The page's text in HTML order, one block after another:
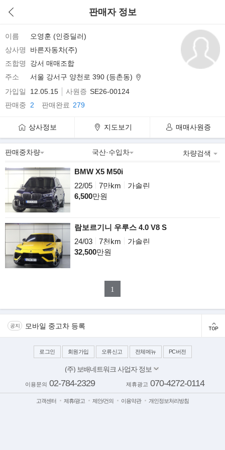
판매자 정보
이름
오영훈 (인증딜러)
상사명
바른자동차(주)
조합명
강서 매매조합
주소
서울 강서구 양천로 390 (등촌동)
가입일
12.05.15 사원증 SE26-00124
판매중
2 판매완료 279
상사정보 지도보기 매매사원증
차량검색
BMW X5 M50i
22/05
7만km
가솔린
6,500만원
람보르기니 우루스 4.0 V8 S
24/03
7천km
가솔린
32,500만원
1
공지 모바일 중고차 등록
로그인 회원가입 오류신고 전체메뉴 PC버전
(주) 보배네트워크 사업자 정보
대표이사: 김보배
서울 양천구 목동동로 233-1 드림타워 11,12층
사업자번호: 117-81-64543
이메일:bobaedream@bobaedream.co.kr
이용문의 02-784-2329 제휴광고 070-4272-0114
고객센터 제휴/광고 제안/건의 이용약관 개인정보처리방침